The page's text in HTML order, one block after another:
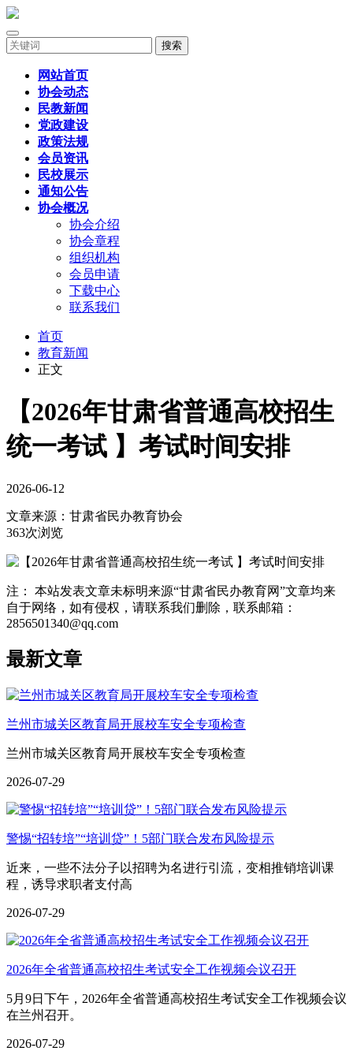
搜索
网站首页
协会动态
民教新闻
党政建设
政策法规
会员资讯
民校展示
通知公告
协会概况
协会介绍
协会章程
组织机构
会员申请
下载中心
联系我们
首页
教育新闻
正文
【2026年甘肃省普通高校招生
统一考试 】考试时间安排
2026-06-12
文章来源： 甘肃省民办教育协会
363次浏览
注： 本站发表文章未标明来源“甘肃省民办教育网”文章均来
自于网络，如有侵权，请联系我们删除，联系邮箱：
2856501340@qq.com
最新文章
兰州市城关区教育局开展校车安全专项检查
兰州市城关区教育局开展校车安全专项检查
2026-07-29
警惕“招转培”“培训贷”！5部门联合发布风险提示
近来，一些不法分子以招聘为名进行引流，变相推销培训课
程，诱导求职者支付高
2026-07-29
2026年全省普通高校招生考试安全工作视频会议召开
5月9日下午，2026年全省普通高校招生考试安全工作视频会议
在兰州召开。
2026-07-29